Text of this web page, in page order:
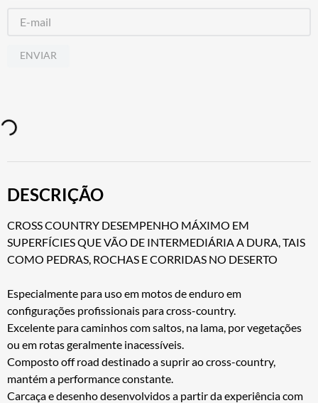
ENVIAR
DESCRIÇÃO
CROSS COUNTRY DESEMPENHO MÁXIMO EM
SUPERFÍCIES QUE VÃO DE INTERMEDIÁRIA A DURA, TAIS
COMO PEDRAS, ROCHAS E CORRIDAS NO DESERTO
Especialmente para uso em motos de enduro em
configurações profissionais para cross-country.
Excelente para caminhos com saltos, na lama, por vegetações
ou em rotas geralmente inacessíveis.
Composto off road destinado a suprir ao cross-country,
mantém a performance constante.
Carcaça e desenho desenvolvidos a partir da experiência com